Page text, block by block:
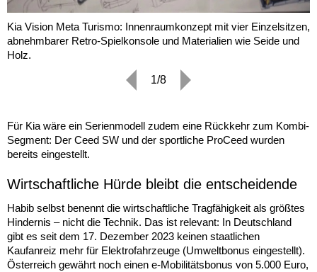
Kia Vision Meta Turismo: Innenraumkonzept mit vier Einzelsitzen,
abnehmbarer Retro-Spielkonsole und Materialien wie Seide und
Holz.
1/8
Für Kia wäre ein Serienmodell zudem eine Rückkehr zum Kombi-
Segment: Der Ceed SW und der sportliche ProCeed wurden
bereits eingestellt.
Wirtschaftliche Hürde bleibt die entscheidende
Habib selbst benennt die wirtschaftliche Tragfähigkeit als größtes
Hindernis – nicht die Technik. Das ist relevant: In Deutschland
gibt es seit dem 17. Dezember 2023 keinen staatlichen
Kaufanreiz mehr für Elektrofahrzeuge (Umweltbonus eingestellt).
Österreich gewährt noch einen e-Mobilitätsbonus von 5.000 Euro,